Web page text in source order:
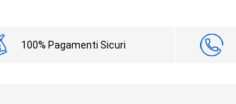
100% Pagamenti Sicuri